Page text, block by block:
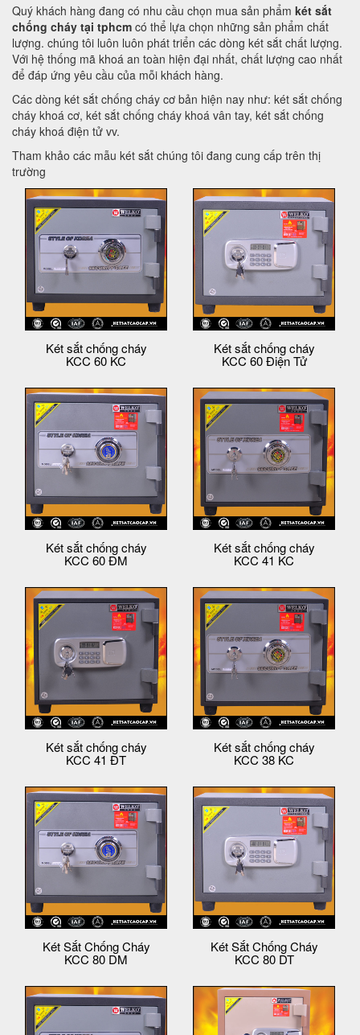
Quý khách hàng đang có nhu cầu chọn mua sản phẩm két sắt
chống cháy tại tphcm có thể lựa chọn những sản phẩm chất
lượng. chúng tôi luôn luôn phát triển các dòng két sắt chất lượng.
Với hệ thống mã khoá an toàn hiện đại nhất, chất lượng cao nhất
để đáp ứng yêu cầu của mỗi khách hàng.
Các dòng két sắt chống cháy cơ bản hiện nay như: két sắt chống
cháy khoá cơ, két sắt chống cháy khoá vân tay, két sắt chống
cháy khoá điện tử vv.
Tham khảo các mẫu két sắt chúng tôi đang cung cấp trên thị
trường
Két sắt chống cháy
KCC 60 KC
Két sắt chống cháy
KCC 60 Điện Tử
Két sắt chống cháy
KCC 60 ĐM
Két sắt chống cháy
KCC 41 KC
Két sắt chống cháy
KCC 41 ĐT
Két sắt chống cháy
KCC 38 KC
Két Sắt Chống Cháy
KCC 80 DM
Két Sắt Chống Cháy
KCC 80 DT